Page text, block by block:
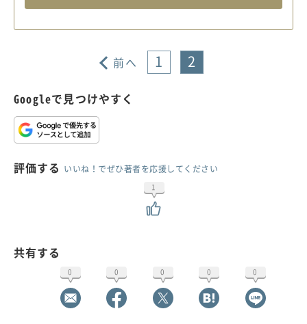
前へ 1 2
Googleで見つけやすく
評価する いいね！でぜひ著者を応援してください
1
共有する
0 0 0 0 0